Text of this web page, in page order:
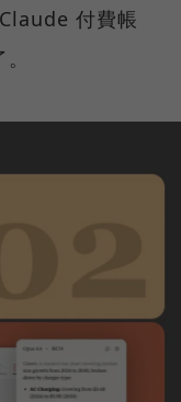
付費帳